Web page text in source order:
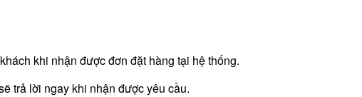
khi nhận được đơn đặt hàng tại hệ thống.
trả lời ngay khi nhận được yêu cầu.